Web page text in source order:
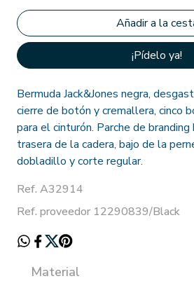
¡Pídelo ya!
Bermuda Jack&Jones negra,
cierre de botón y cremallera, cinco
para el cinturón. Parche de
trasera de la cadera, bajo de la
dobladillo y corte regular.
Ref. A32914
Ref. proveedor 12290839/Black
Material